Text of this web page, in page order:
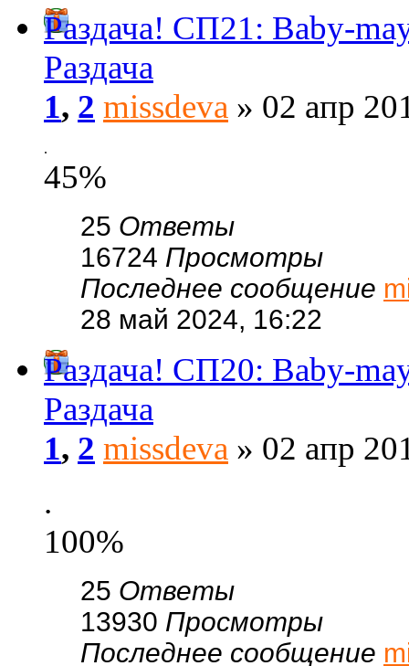
Раздача! СП21: Baby-
Раздача
1, 2 missdeva » 02 апр
.
45%
25 Ответы
16724 Просмотры
Последнее сообщение
28 май 2024, 16:22
Раздача! СП20: Baby-
Раздача
1, 2 missdeva » 02 апр
.
100%
25 Ответы
13930 Просмотры
Последнее сообщение